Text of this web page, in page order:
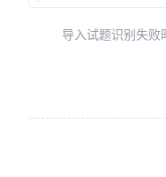
导入试题识别失